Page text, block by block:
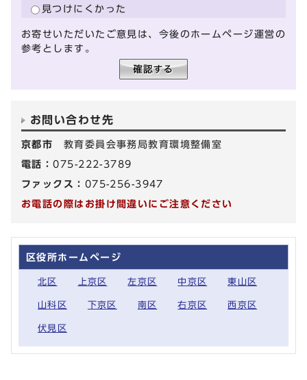
見つけにくかった
お寄せいただいたご意見は、今後のホームページ運営の
参考とします。
お問い合わせ先
京都市 教育委員会事務局教育環境整備室
電話：075-222-3789
ファックス： 075-256-3947
お電話の際はお掛け間違いにご注意ください
区役所ホームページ
北区 上京区 左京区 中京区 東山区
山科区 下京区 南区 右京区 西京区
伏見区